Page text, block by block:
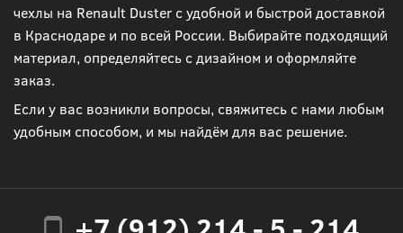
чехлы на Renault Duster с удобной и быстрой доставкой
в Краснодаре и по всей России. Выбирайте подходящий
материал, определяйтесь с дизайном и оформляйте
заказ.
Если у вас возникли вопросы, свяжитесь с нами любым
удобным способом, и мы найдём для вас решение.